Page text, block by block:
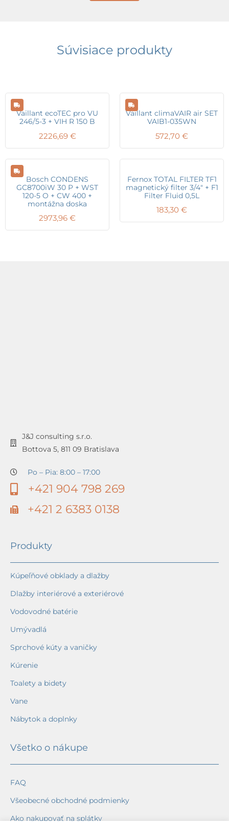
Súvisiace produkty
Vaillant ecoTEC pro VU
246/5-3 + VIH R 150 B
2226,69 €
Vaillant climaVAIR air SET
VAIB1-035WN
572,70 €
Bosch CONDENS
GC8700iW 30 P + WST
120-5 O + CW 400 +
montážna doska
2973,96 €
Fernox TOTAL FILTER TF1
magnetický filter 3/4″ + F1
Filter Fluid 0,5L
183,30 €
J&J consulting s.r.o.
Bottova 5, 811 09 Bratislava
Po – Pia: 8:00 – 17:00
+421 904 798 269
+421 2 6383 0138
Produkty
Kúpeľňové obklady a dlažby
Dlažby interiérové a exteriérové
Vodovodné batérie
Umývadlá
Sprchové kúty a vaničky
Kúrenie
Toalety a bidety
Vane
Nábytok a doplnky
Všetko o nákupe
FAQ
Všeobecné obchodné podmienky
Ako nakupovať na splátky